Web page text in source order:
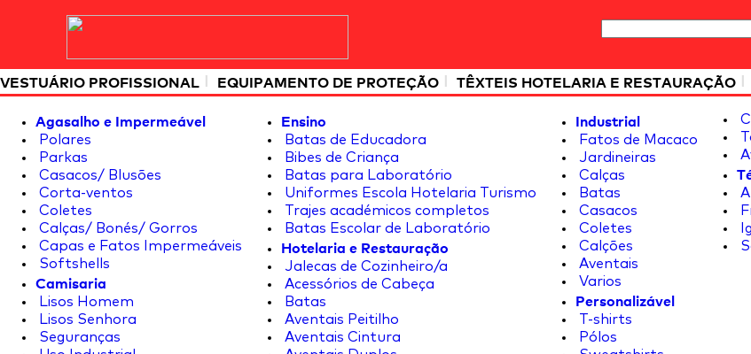
VESTUÁRIO PROFISSIONAL | EQUIPAMENTO DE PROTEÇÃO | TÊXTEIS HOTELARIA E RESTAURAÇÃO |
Agasalho e Impermeável
Polares
Parkas
Casacos/ Blusões
Corta-ventos
Coletes
Calças/ Bonés/ Gorros
Capas e Fatos Impermeáveis
Softshells
Camisaria
Lisos Homem
Lisos Senhora
Seguranças
Ensino
Batas de Educadora
Bibes de Criança
Batas para Laboratório
Uniformes Escola Hotelaria Turismo
Trajes académicos completos
Batas Escolar de Laboratório
Hotelaria e Restauração
Jalecas de Cozinheiro/a
Acessórios de Cabeça
Batas
Aventais Peitilho
Aventais Cintura
Industrial
Fatos de Macaco
Jardineiras
Calças
Batas
Casacos
Coletes
Calções
Aventais
Varios
Personalizável
T-shirts
Pólos